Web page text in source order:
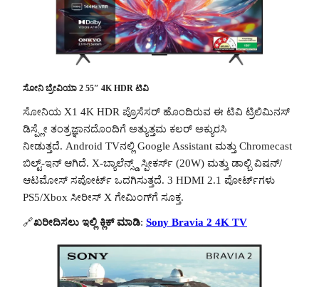
ಸೋನಿ ಬ್ರೇವಿಯಾ 2 55″ 4K HDR ಟಿವಿ
ಸೋನಿಯ X1 4K HDR ಪ್ರೊಸೆಸರ್ ಹೊಂದಿರುವ ಈ ಟಿವಿ ಟ್ರಿಲಿಮಿನಸ್
ಡಿಸ್ಪ್ಲೇ ತಂತ್ರಜ್ಞಾನದೊಂದಿಗೆ ಅತ್ಯುತ್ತಮ ಕಲರ್ ಅಕ್ಯುರಸಿ
ನೀಡುತ್ತದೆ. Android TV‌ನಲ್ಲಿ Google Assistant ಮತ್ತು Chromecast
ಬಿಲ್ಟ್-ಇನ್ ಆಗಿದೆ. X-ಬ್ಯಾಲೆನ್ಸ್ಡ್ ಸ್ಪೀಕರ್ಸ್ (20W) ಮತ್ತು ಡಾಲ್ಬಿ ವಿಷನ್/
ಆಟಮೋಸ್ ಸಪೋರ್ಟ್ ಒದಗಿಸುತ್ತದೆ. 3 HDMI 2.1 ಪೋರ್ಟ್‌ಗಳು
PS5/Xbox ಸೀರೀಸ್ X ಗೇಮಿಂಗ್‌ಗೆ ಸೂಕ್ತ.
🔗ಖರೀದಿಸಲು ಇಲ್ಲಿ ಕ್ಲಿಕ್ ಮಾಡಿ: Sony Bravia 2 4K TV